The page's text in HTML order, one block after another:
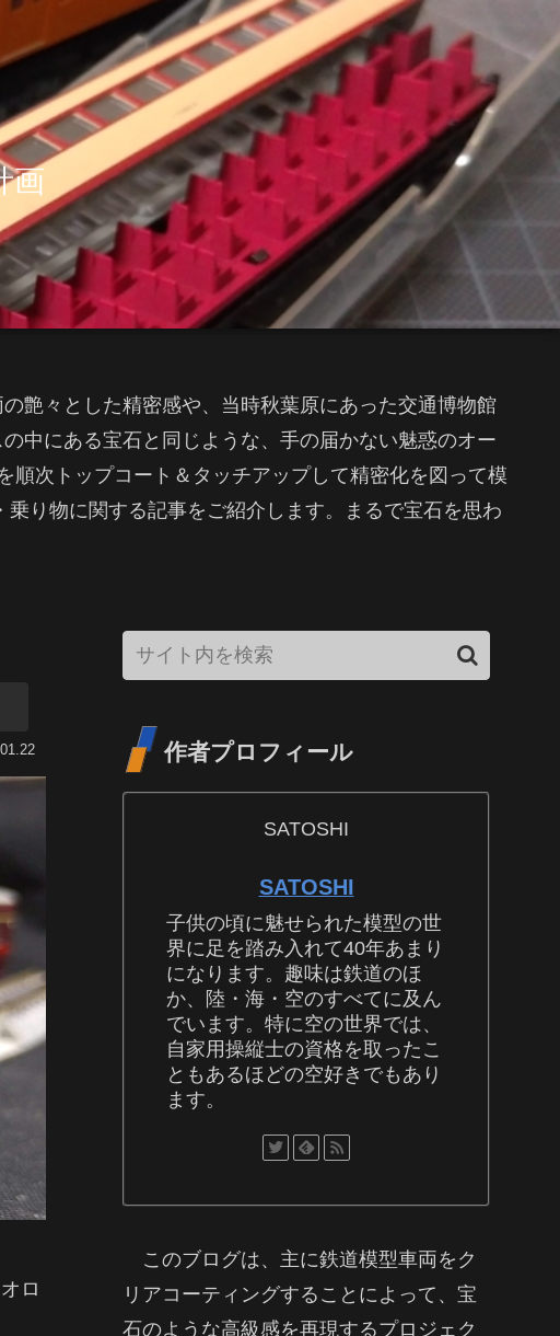
画
艶々とした精密感や、当時秋葉原にあった交通博物館
中にある宝石と同じような、手の届かない魅惑のオー
次トップコート＆タッチアップして精密化を図って模
り物に関する記事をご紹介します。まるで宝石を思わ
ロ
作者プロフィール
SATOSHI
SATOSHI
子供の頃に魅せられた模型の世
界に足を踏み入れて40年あまり
になります。趣味は鉄道のほ
か、陸・海・空のすべてに及ん
でいます。特に空の世界では、
自家用操縦士の資格を取ったこ
ともあるほどの空好きでもあり
ます。
このブログは、主に鉄道模型車両をク
リアコーティングすることによって、宝
石のような高級感を再現するプロジェク